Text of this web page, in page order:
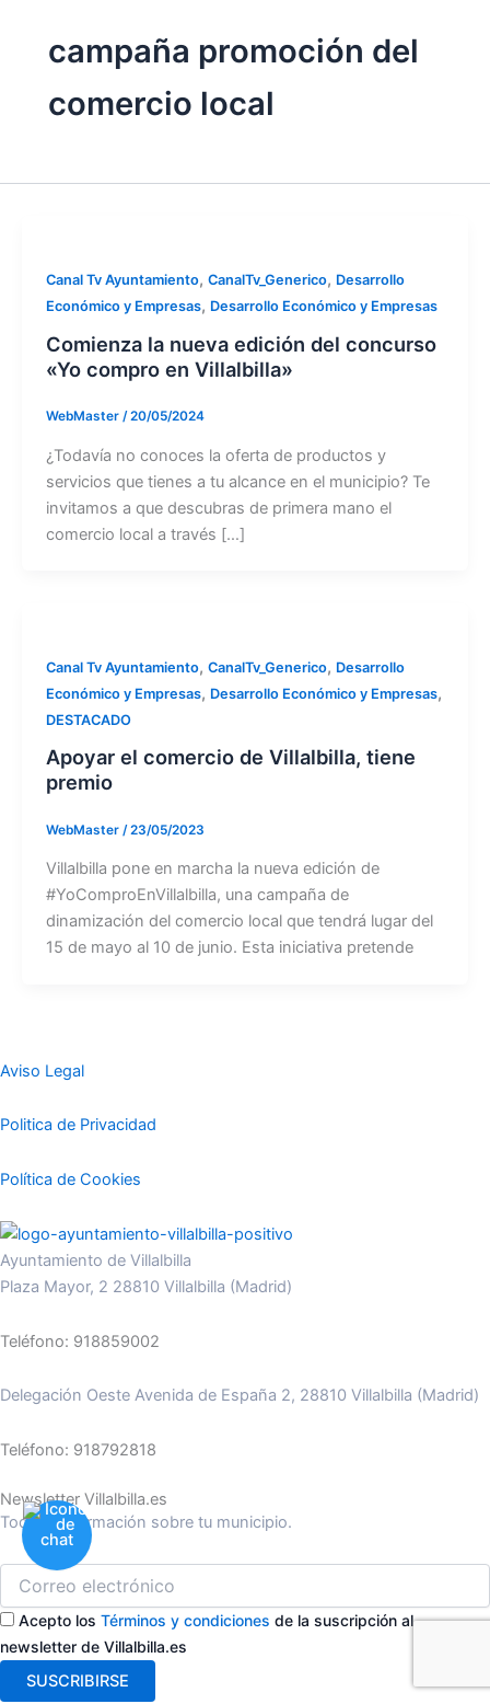
campaña promoción del
comercio local
Canal Tv Ayuntamiento, CanalTv_Generico, Desarrollo
Económico y Empresas, Desarrollo Económico y Empresas
Comienza la nueva edición del concurso
«Yo compro en Villalbilla»
WebMaster /20/05/2024
¿Todavía no conoces la oferta de productos y
servicios que tienes a tu alcance en el municipio? Te
invitamos a que descubras de primera mano el
comercio local a través […]
Canal Tv Ayuntamiento, CanalTv_Generico, Desarrollo
Económico y Empresas, Desarrollo Económico y Empresas,
DESTACADO
Apoyar el comercio de Villalbilla, tiene
premio
WebMaster /23/05/2023
Villalbilla pone en marcha la nueva edición de
#YoComproEnVillalbilla, una campaña de
dinamización del comercio local que tendrá lugar del
15 de mayo al 10 de junio. Esta iniciativa pretende
Aviso Legal
Politica de Privacidad
Política de Cookies
Ayuntamiento de Villalbilla
Plaza Mayor, 2 28810 Villalbilla (Madrid)
Teléfono: 918859002
Delegación Oeste Avenida de España 2, 28810 Villalbilla (Madrid)
Teléfono: 918792818
Newsletter Villalbilla.es
Toda la información sobre tu municipio.
Acepto los Términos y condiciones de la suscripción al
newsletter de Villalbilla.es
SUSCRIBIRSE